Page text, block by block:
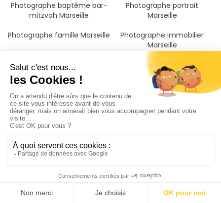
Photographe baptême bar-
mitzvah Marseille
Photographe portrait
Marseille
Photographe famille Marseille
Photographe immobilier
Marseille
Photographe produits
Marseille
Photographe culinaire
Marseille
Photographe corporate
Marseille
Photographe animalier
Photographe nu boudoir
Photographe Marseille